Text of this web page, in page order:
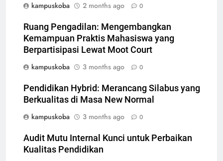
kampuskoba
2 months ago 0
Ruang Pengadilan: Mengembangkan
Kemampuan Praktis Mahasiswa yang
Berpartisipasi Lewat Moot Court
kampuskoba
3 months ago 0
Pendidikan Hybrid: Merancang Silabus yang
Berkualitas di Masa New Normal
kampuskoba
3 months ago 0
Audit Mutu Internal Kunci untuk Perbaikan
Kualitas Pendidikan